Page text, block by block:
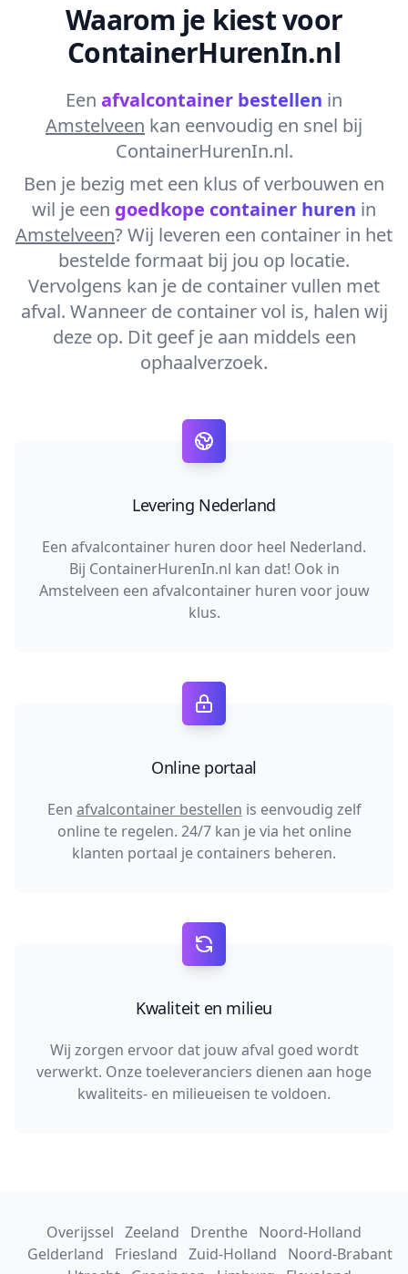
Waarom je kiest voor
ContainerHurenIn.nl
Een afvalcontainer bestellen in
Amstelveen kan eenvoudig en snel bij
ContainerHurenIn.nl.
Ben je bezig met een klus of verbouwen en
wil je een goedkope container huren in
Amstelveen? Wij leveren een container in het
bestelde formaat bij jou op locatie.
Vervolgens kan je de container vullen met
afval. Wanneer de container vol is, halen wij
deze op. Dit geef je aan middels een
ophaalverzoek.
Levering Nederland
Een afvalcontainer huren door heel Nederland.
Bij ContainerHurenIn.nl kan dat! Ook in
Amstelveen een afvalcontainer huren voor jouw
klus.
Online portaal
Een afvalcontainer bestellen is eenvoudig zelf
online te regelen. 24/7 kan je via het online
klanten portaal je containers beheren.
Kwaliteit en milieu
Wij zorgen ervoor dat jouw afval goed wordt
verwerkt. Onze toeleveranciers dienen aan hoge
kwaliteits- en milieueisen te voldoen.
Overijssel Zeeland Drenthe Noord-Holland
Gelderland
Friesland Zuid-Holland
Noord-Brabant